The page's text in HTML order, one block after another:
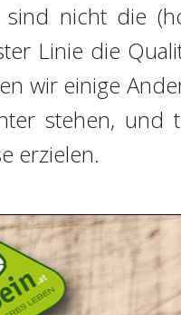
sind nicht die
Linie die
wir einige
stehen, und
erzielen.